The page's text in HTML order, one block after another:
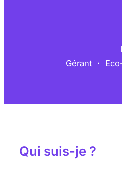
Gérant ・
Qui suis-je ?